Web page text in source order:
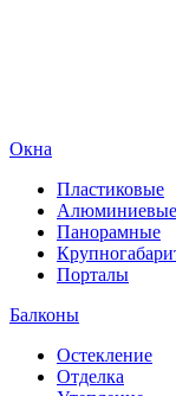
Окна
Пластиковые
Алюминиевые
Панорамные
Порталы
Балконы
Остекление
Отделка